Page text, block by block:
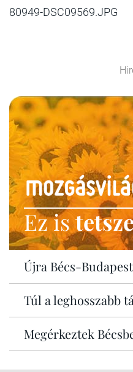
80949-DSC09569.JPG
Ez is
Újra Bécs-
Túl a leghosszabb
Megérkeztek